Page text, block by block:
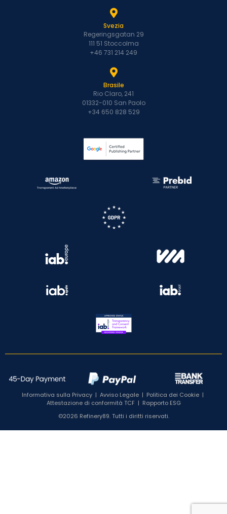
Svezia
Regeringsgatan 29
111 51 Stoccolma
+46 731 214 249
Brasile
Rio Claro, 241
01332-010 San Paolo
+34 650 828 529
Informativa sulla Privacy | Avviso Legale | Politica dei Cookie |
Attestazione di conformità TCF| Rapporto ESG
©2026 Refinery89. Tutti i diritti riservati.